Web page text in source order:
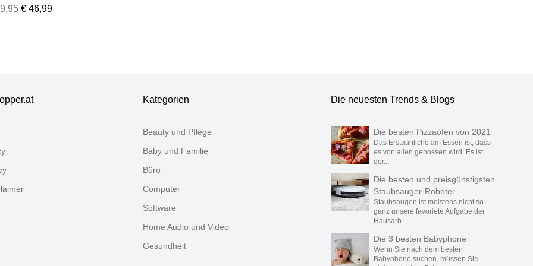
x 80cm, 2,
€ 46,99
Kategorien
Beauty und Pflege
Baby und Familie
Büro
Computer
Software
Home Audio und Video
Gesundheit
Die neuesten Trends & Blogs
Die besten Pizzaöfen von 2021
Das Erstaunliche am Essen ist, dass
es von allen genossen wird. Es ist
der...
Die besten und preisgünstigsten
Staubsauger-Roboter
Staubsaugen ist meistens nicht so
ganz unsere favoriete Aufgabe der
Hausarb...
Die 3 besten Babyphone
Wenn Sie nach dem besten
Babyphone suchen, müssen Sie